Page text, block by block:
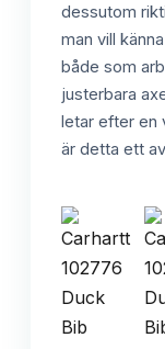
dessutom
man vill
både som
justerbara
letar efter en
är detta ett